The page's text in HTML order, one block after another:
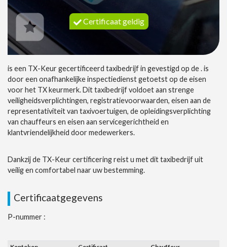
is een TX-Keur gecertificeerd taxibedrijf in gevestigd op de . is
door een onafhankelijke inspectiedienst getoetst op de eisen
voor het TX keurmerk. Dit taxibedrijf voldoet aan strenge
veiligheidsverplichtingen, registratievoorwaarden, eisen aan de
representativiteit van taxivoertuigen, de opleidingsverplichting
van chauffeurs en eisen aan servicegerichtheid en
klantvriendelijkheid door medewerkers.
Dankzij de TX-Keur certificering reist u met dit taxibedrijf uit
veilig en comfortabel naar uw bestemming.
Certificaatgegevens
P-nummer :
Certificaat geldig